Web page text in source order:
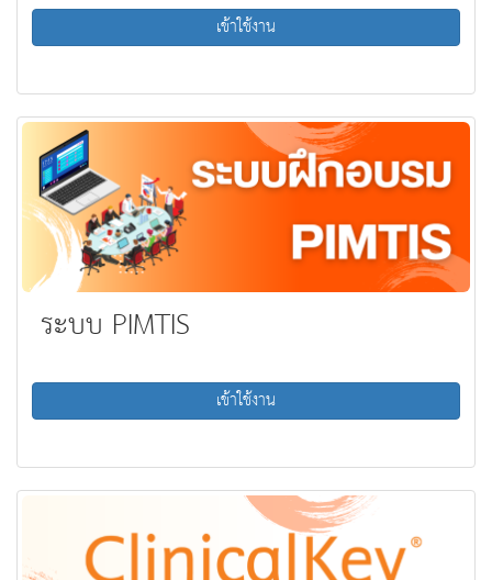
เข้าใช้งาน
ระบบ PIMTIS
เข้าใช้งาน